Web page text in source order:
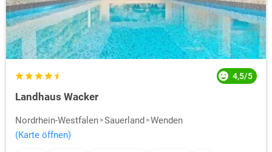
Landhaus Wacker
4,5/5
Nordrhein-Westfalen Sauerland Wenden
(Karte öffnen)